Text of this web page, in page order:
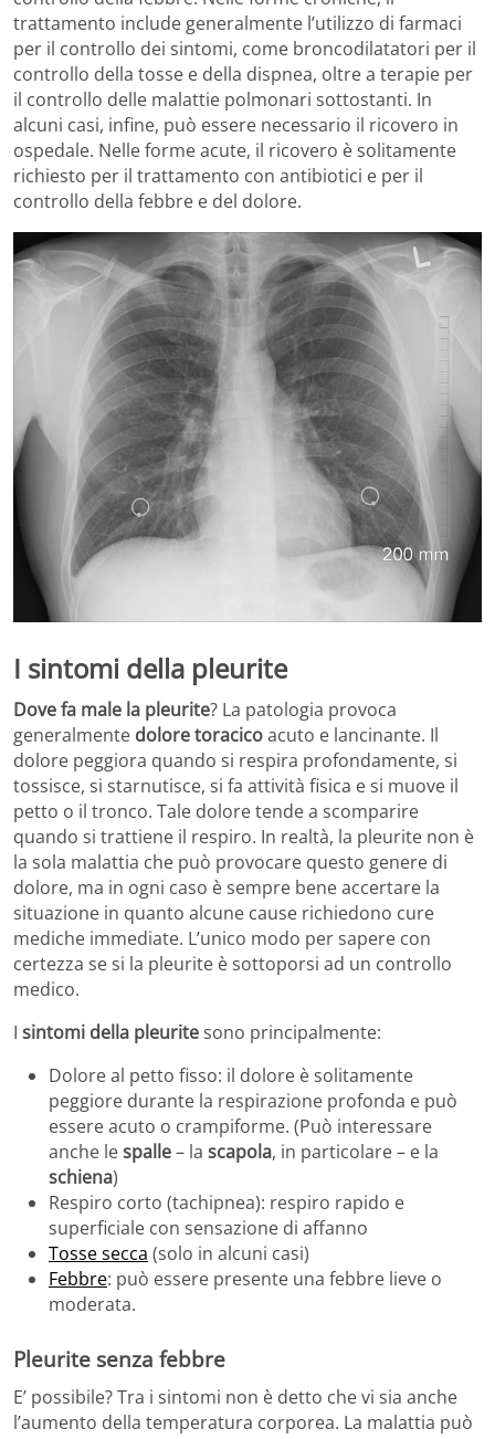
trattamento include generalmente l’utilizzo di farmaci
per il controllo dei sintomi, come broncodilatatori per il
controllo della tosse e della dispnea, oltre a terapie per
il controllo delle malattie polmonari sottostanti. In
alcuni casi, infine, può essere necessario il ricovero in
ospedale. Nelle forme acute, il ricovero è solitamente
richiesto per il trattamento con antibiotici e per il
controllo della febbre e del dolore.
I sintomi della pleurite
Dove fa male la pleurite? La patologia provoca
generalmente dolore toracicoacuto e lancinante. Il
dolore peggiora quando si respira profondamente, si
tossisce, si starnutisce, si fa attività fisica e si muove il
petto o il tronco. Tale dolore tende a scomparire
quando si trattiene il respiro. In realtà, la pleurite non è
la sola malattia che può provocare questo genere di
dolore, ma in ogni caso è sempre bene accertare la
situazione in quanto alcune cause richiedono cure
mediche immediate. L’unico modo per sapere con
certezza se si la pleurite è sottoporsi ad un controllo
medico.
I sintomi della pleuritesono principalmente:
Dolore al petto fisso: il dolore è solitamente
peggiore durante la respirazione profonda e può
essere acuto o crampiforme. (Può interessare
anche lespalle– la scapola, in particolare – e la
schiena)
Respiro corto (tachipnea): respiro rapido e
superficiale con sensazione di affanno
Tosse secca (solo in alcuni casi)
Febbre: può essere presente una febbre lieve o
moderata.
Pleurite senza febbre
E’ possibile? Tra i sintomi non è detto che vi sia anche
l’aumento della temperatura corporea. La malattia può